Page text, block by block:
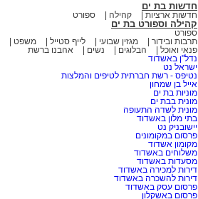
חדשות בת ים
חדשות ארציות קהילה ספורט
קהילה וספורט בת ים
ספורט
תרבות ובידור
מגזין שבועי לייף סטייל משפט
פנאי ואוכל
הבלוגים נשים
אהבנו ברשת
נדל"ן באשדוד
ישראל נט
נטיפס - רשת חברתית לטיפים והמלצות
אייל בן שמחון
מוניות בת ים
מונית בבת ים
מונית לשדה התעופה
בתי מלון באשדוד
יישובניק נט
פרסום במקומונים
מקומון אשדוד
משלוחים באשדוד
מסעדות באשדוד
דירות למכירה באשדוד
דירות להשכרה באשדוד
פרסום עסק באשדוד
פרסום באשקלון